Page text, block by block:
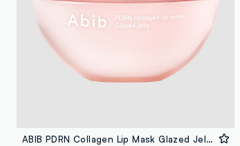
ABIB PDRN Collagen Lip Mask Glazed Jelly 11g - Skincare coréen